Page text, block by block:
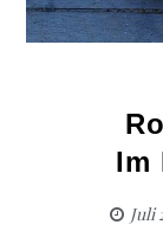
Im
Juli